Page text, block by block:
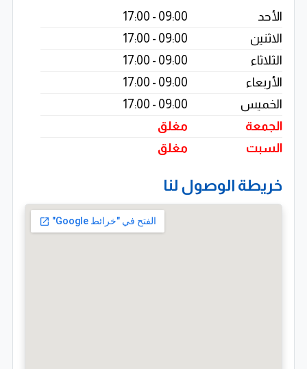
الأحد
09:00 - 17:00
الاثنين
09:00 - 17:00
الثلاثاء
09:00 - 17:00
الأربعاء
09:00 - 17:00
الخميس
09:00 - 17:00
الجمعة
مغلق
السبت
مغلق
خريطة الوصول لنا